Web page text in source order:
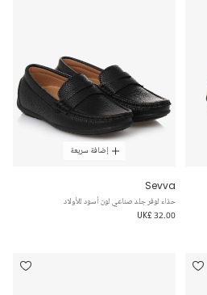
إضافة سريعة
Sevva
حذاء لوفر جلد صناعي لون أسود للأولاد
UK£ 32.00